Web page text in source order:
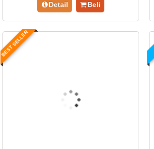
Detail Beli
BEST SELLER